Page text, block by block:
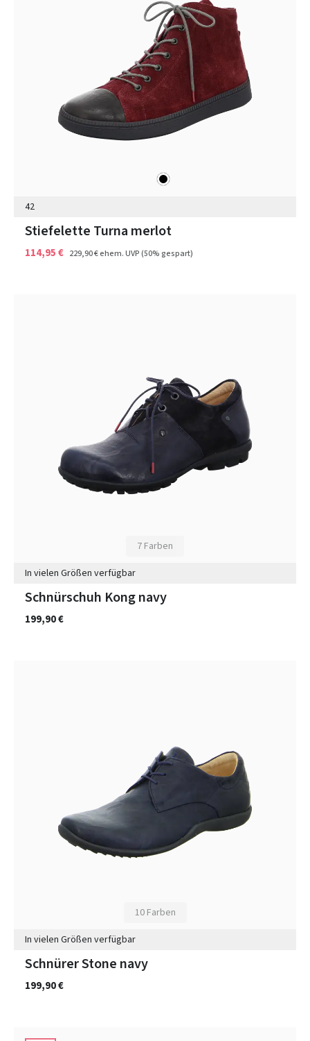
schwarz
42
Stiefelette Turna merlot
114,95 € 229,90 €ehem. UVP(50% gespart)
7 Farben
In vielen Größen verfügbar
Schnürschuh Kong navy
199,90 €
10 Farben
In vielen Größen verfügbar
Schnürer Stone navy
199,90 €